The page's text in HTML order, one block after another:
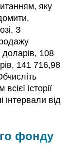
яку
З
доларів, 108
141 716,98
історії
інтервали від
фонду